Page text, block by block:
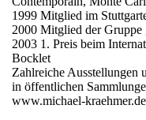
1999 Mitglied im
2000 Mitglied der Gruppe
2003 1. Preis beim
Bocklet
Zahlreiche Ausstellungen
in öffentlichen
www.michael-kraehmer.de